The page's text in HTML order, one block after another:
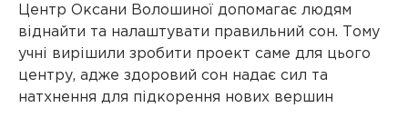
Центр Оксани Волошиної допомагає людям
віднайти та налаштувати правильний сон. Тому
учні вирішили зробити проект саме для цього
центру, адже здоровий сон надає сил та
натхнення для підкорення нових вершин